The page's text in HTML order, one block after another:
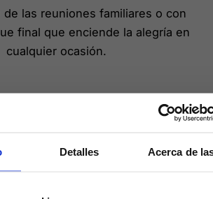
Detalles Acerca de
de las reuniones familiares o con
final que enciende la alegría en
cualquier ocasión.